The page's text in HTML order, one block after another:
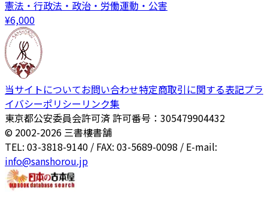
憲法・行政法・政治・労働運動・公害
¥6,000
当サイトについてお問い合わせ特定商取引に関する表記プラ
イバシーポリシー リンク集
東京都公安委員会許可済 許可番号：305479904432
© 2002-2026 三書樓書舗
TEL: 03-3818-9140 / FAX: 03-5689-0098 / E-mail:
info@sanshorou.jp